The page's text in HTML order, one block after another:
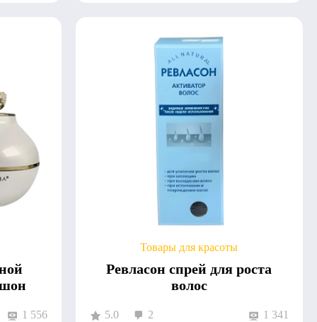
1 556
Товары для красоты
Ревласон спрей для роста
волос
5.0 2 1 341